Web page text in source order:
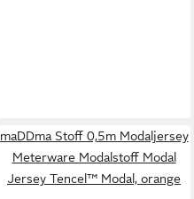
maDDma Stoff 0,5m Modaljersey
Meterware Modalstoff Modal
Jersey Tencel™ Modal, orange